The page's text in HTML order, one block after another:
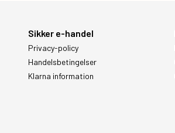
Sikker e-handel
Privacy-policy
Handelsbetingelser
Klarna information